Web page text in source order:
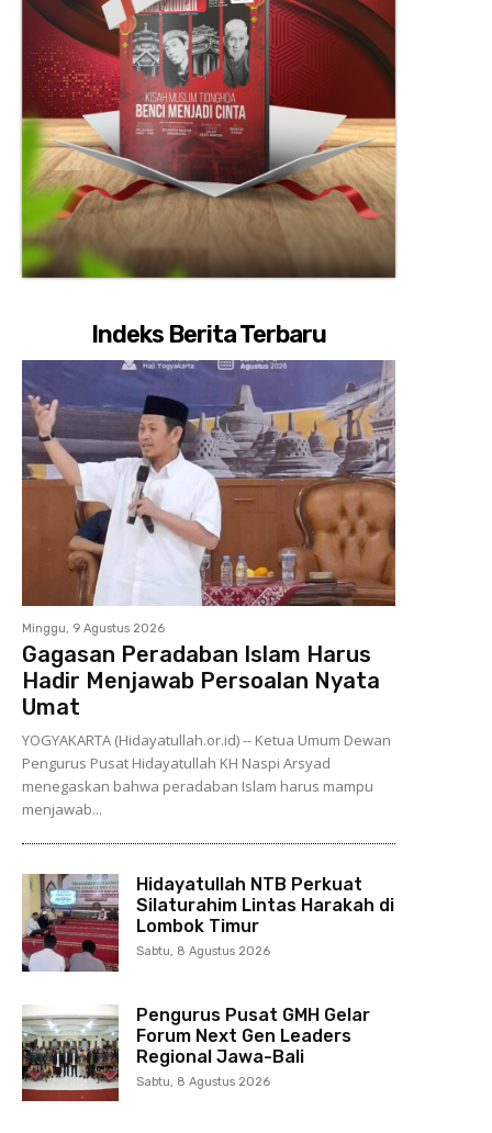
Indeks Berita Terbaru
Minggu, 9 Agustus 2026
Gagasan Peradaban Islam Harus
Hadir Menjawab Persoalan Nyata
Umat
YOGYAKARTA (Hidayatullah.or.id) -- Ketua Umum Dewan
Pengurus Pusat Hidayatullah KH Naspi Arsyad
menegaskan bahwa peradaban Islam harus mampu
menjawab...
Hidayatullah NTB Perkuat
Silaturahim Lintas Harakah di
Lombok Timur
Sabtu, 8 Agustus 2026
Pengurus Pusat GMH Gelar
Forum Next Gen Leaders
Regional Jawa-Bali
Sabtu, 8 Agustus 2026